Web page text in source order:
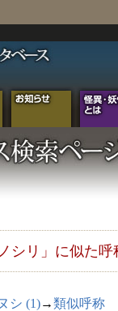
シリ」に似た呼
シ (1)→類似呼称